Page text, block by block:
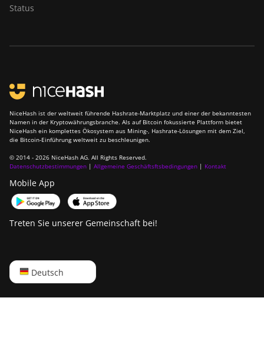
Status
NiceHash ist der weltweit führende Hashrate-Marktplatz und einer der bekanntesten
Namen in der Kryptowährungsbranche. Als auf Bitcoin fokussierte Plattform bietet
NiceHash ein komplettes Ökosystem aus Mining-, Hashrate-Lösungen mit dem Ziel,
die Bitcoin-Einführung weltweit zu beschleunigen.
© 2014 - 2026 NiceHash AG. All Rights Reserved.
Datenschutzbestimmungen | Allgemeine Geschäftsftsbedingungen | Kontakt
Mobile App
Treten Sie unserer Gemeinschaft bei!
Deutsch
English